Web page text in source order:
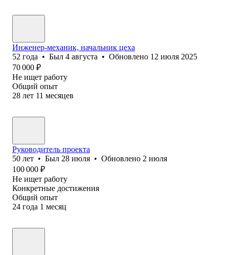
Инженер-механик, начальник цеха
52 года • Был 4 августа • Обновлено 12 июля 2025
70 000 ₽
Не ищет работу
Общий опыт
28 лет 11 месяцев
Руководитель проекта
50 лет • Был 28 июля • Обновлено 2 июля
100 000 ₽
Не ищет работу
Конкретные достижения
Общий опыт
24 года 1 месяц